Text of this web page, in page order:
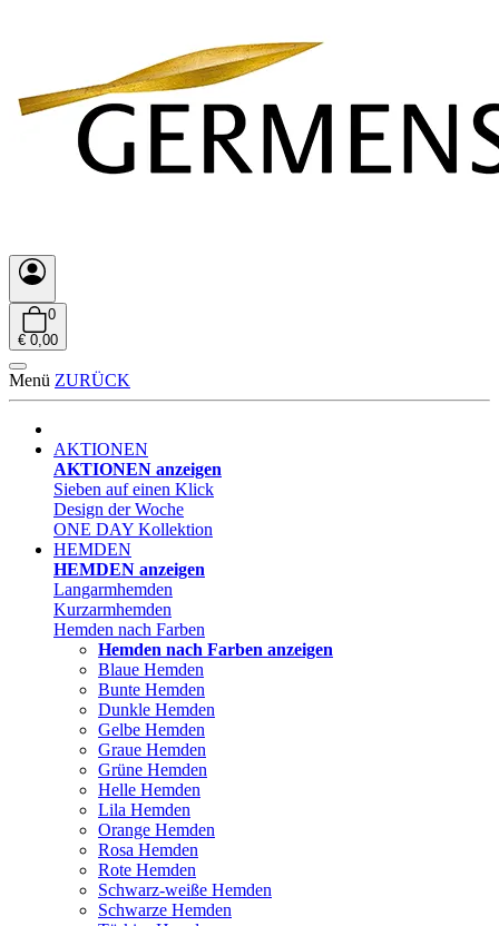
0
€ 0,00
Menü ZURÜCK
AKTIONEN
AKTIONEN anzeigen
Sieben auf einen Klick
Design der Woche
ONE DAY Kollektion
HEMDEN
HEMDEN anzeigen
Langarmhemden
Kurzarmhemden
Hemden nach Farben
Hemden nach Farben anzeigen
Blaue Hemden
Bunte Hemden
Dunkle Hemden
Gelbe Hemden
Graue Hemden
Grüne Hemden
Helle Hemden
Lila Hemden
Orange Hemden
Rosa Hemden
Rote Hemden
Schwarz-weiße Hemden
Schwarze Hemden